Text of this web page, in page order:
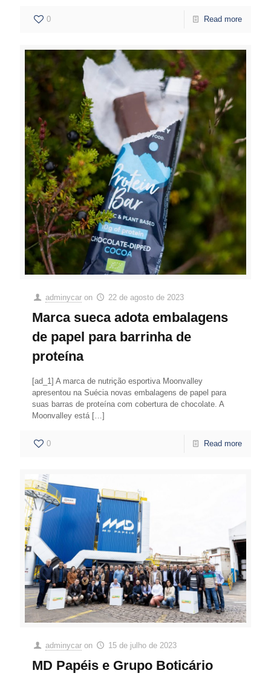
0 Read more
adminycar on 22 de agosto de 2023
Marca sueca adota embalagens
de papel para barrinha de
proteína
[ad_1] A marca de nutrição esportiva Moonvalley
apresentou na Suécia novas embalagens de papel para
suas barras de proteína com cobertura de chocolate. A
Moonvalley está[…]
0 Read more
adminycar on 15 de julho de 2023
MD Papéis e Grupo Boticário